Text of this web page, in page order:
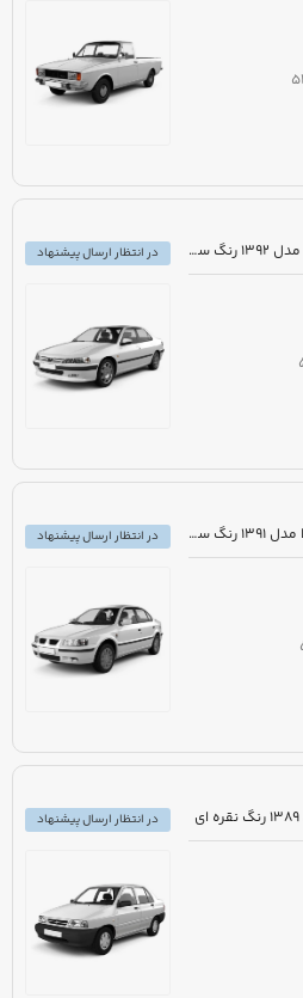
مزایده دولتی خودرو پژو پارس XU7 مدل 1392 رنگ سفید
در انتظار ارسال پیشنهاد
مزایده دولتی خودرو سمند LX-XU7 مدل 1391 رنگ سفید
در انتظار ارسال پیشنهاد
در انتظار ارسال پیشنهاد